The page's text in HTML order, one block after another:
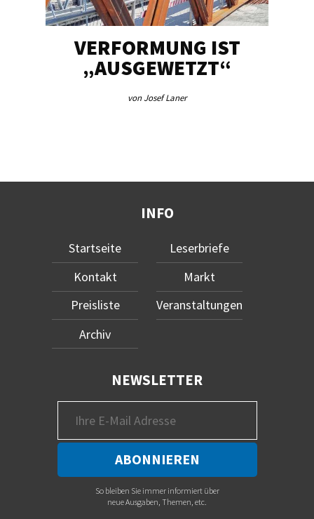
VERFORMUNG IST
„AUSGEWETZT“
von Josef Laner
INFO
Startseite
Kontakt
Preisliste
Archiv
Leserbriefe
Markt
Veranstaltungen
NEWSLETTER
So bleiben Sie immer informiert über
neue Ausgaben, Themen, etc.